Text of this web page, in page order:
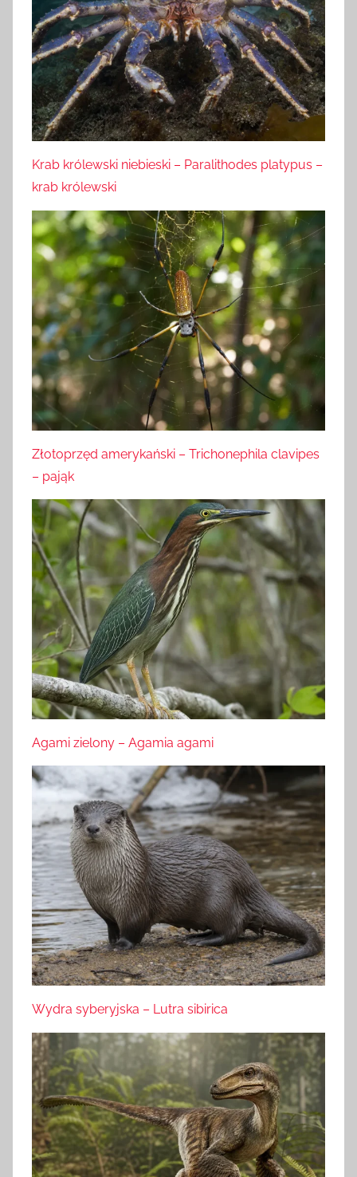
Krab królewski niebieski – Paralithodes platypus –
krab królewski
Złotoprzęd amerykański – Trichonephila clavipes
– pająk
Agami zielony – Agamia agami
Wydra syberyjska – Lutra sibirica